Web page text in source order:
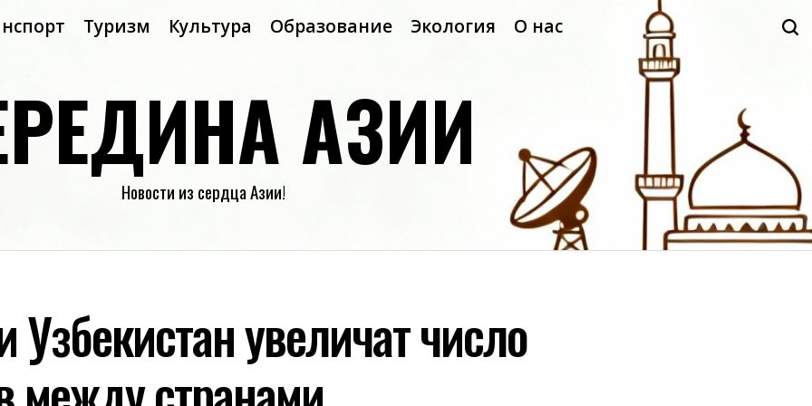
Туризм Культура Образование Экология О нас
АЗИИ
Новости из сердца Азии!
Узбекистан увеличат число